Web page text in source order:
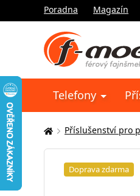
Poradna Magazín
Telefony
Zde
se
Příslušenství pro
Doprava zdarma